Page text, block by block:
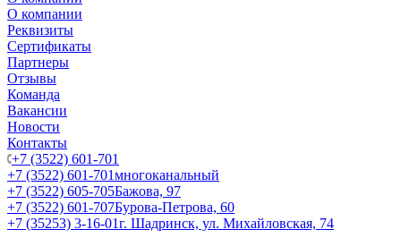
О компании
Реквизиты
Сертификаты
Партнеры
Отзывы
Команда
Вакансии
Новости
Контакты
+7 (3522) 601-701
+7 (3522) 601-701многоканальный
+7 (3522) 605-705Бажова, 97
+7 (3522) 601-707Бурова-Петрова, 60
+7 (35253) 3-16-01г. Шадринск, ул. Михайловская, 74